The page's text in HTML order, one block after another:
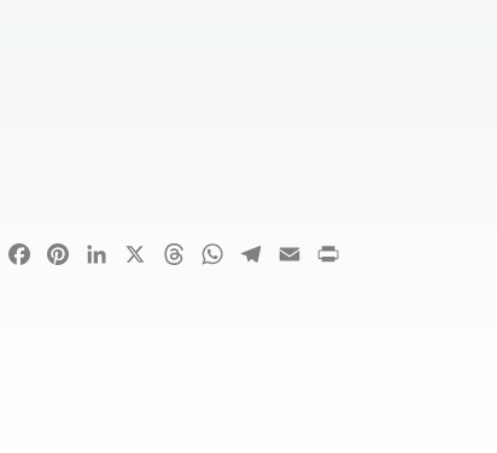
FacebookPinterestLinkedIn ThreadsWhatsApp
Telegram
Email